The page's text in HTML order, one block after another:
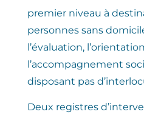
premier niveau à
personnes sans
l’évaluation,
l’accompagnement
disposant pas
Deux registres